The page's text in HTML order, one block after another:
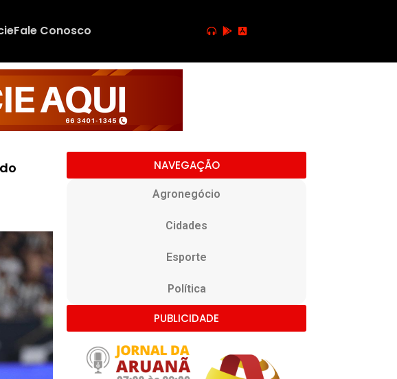
Fale Conosco
NAVEGAÇÃO
Agronegócio
Cidades
Esporte
Política
PUBLICIDADE